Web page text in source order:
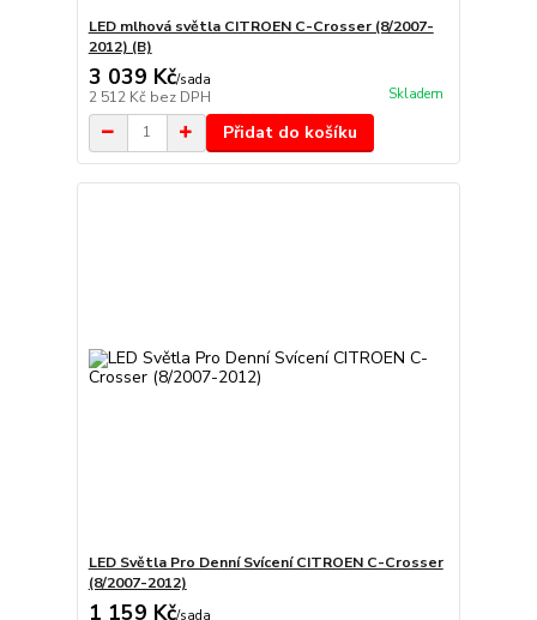
LED mlhová světla CITROEN C-Crosser (8/2007-
2012) (B)
3 039 Kč/sada
2 512 Kč bez DPH Skladem
Přidat do košíku
LED Světla Pro Denní Svícení CITROEN C-Crosser
(8/2007-2012)
1 159 Kč/sada